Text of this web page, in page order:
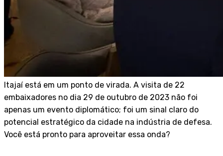
Itajaí está em um ponto de virada. A visita de 22
embaixadores no dia 29 de outubro de 2023 não foi
apenas um evento diplomático; foi um sinal claro do
potencial estratégico da cidade na indústria de defesa.
Você está pronto para aproveitar essa onda?